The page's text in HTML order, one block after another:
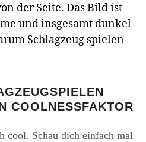
COOLNESSFAKTOR
cool. Schau dich einfach mal